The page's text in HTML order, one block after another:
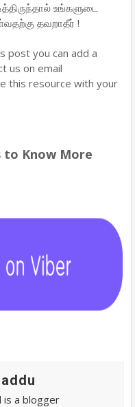
உங்களுடை
தவறாதீர் !
post you can add a
us on email
this resource with your
to Know More
is a blogger